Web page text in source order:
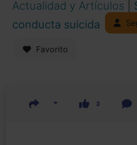
Actualidad y Artículos
conducta suicida
Favorito
3